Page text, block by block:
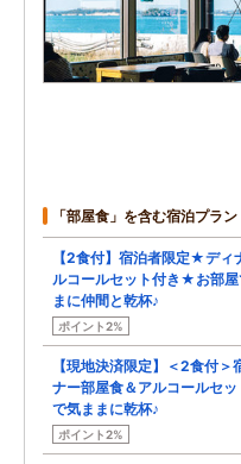
「部屋食」を含む宿泊プラン
【2食付】宿泊者限定★ディ
ルコールセット付き★お部屋
まに仲間と乾杯♪
ポイント2%
【現地決済限定】＜2食付＞
ナー部屋食＆アルコールセ
で気ままに乾杯♪
ポイント2%